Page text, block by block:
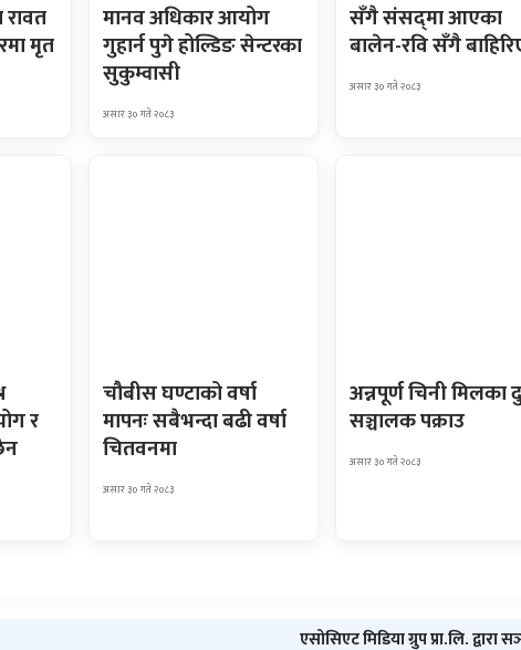
रावत
मृत
मानव अधिकार आयोग
गुहार्न पुगे होल्डिङ सेन्टरका
सुकुम्वासी
असार ३० गते २०८३
सँगै संसद्‌मा आएका
बालेन-रवि सँगै
असार ३० गते २०८३
र
चौबीस घण्टाको वर्षा
मापनः सबैभन्दा बढी वर्षा
चितवनमा
असार ३० गते २०८३
अन्नपूर्ण चिनी मिलका
सञ्चालक पक्राउ
असार ३० गते २०८३
एसोसिएट मिडिया ग्रुप प्रा.लि. द्वारा